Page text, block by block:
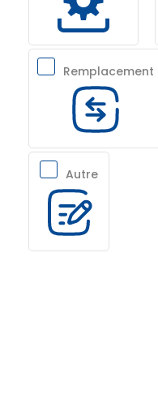
Remplacement
Autre